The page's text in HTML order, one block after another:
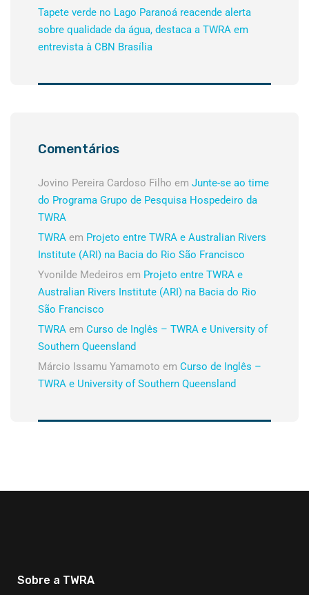
Tapete verde no Lago Paranoá reacende alerta
sobre qualidade da água, destaca a TWRA em
entrevista à CBN Brasília
Comentários
Jovino Pereira Cardoso Filho em Junte-se ao time
do Programa Grupo de Pesquisa Hospedeiro da
TWRA
TWRA em Projeto entre TWRA e Australian Rivers
Institute (ARI) na Bacia do Rio São Francisco
Yvonilde Medeiros em Projeto entre TWRA e
Australian Rivers Institute (ARI) na Bacia do Rio
São Francisco
TWRA em Curso de Inglês – TWRA e University of
Southern Queensland
Márcio Issamu Yamamoto em Curso de Inglês –
TWRA e University of Southern Queensland
Sobre a TWRA